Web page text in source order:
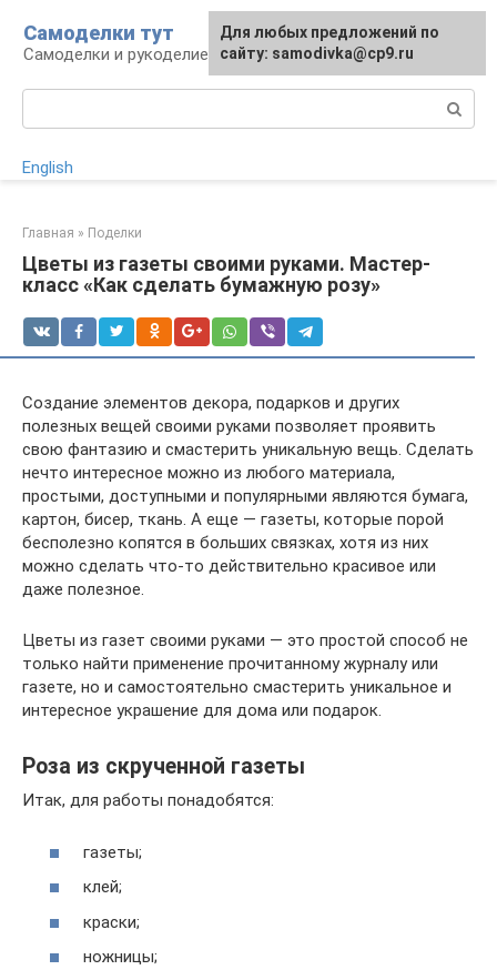
контенту
Самоделки тут
Самоделки и рукоделие для дома и участка
English
Главная » Поделки
Цветы из газеты своими руками. Мастер-
класс «Как сделать бумажную розу»
Создание элементов декора, подарков и других
полезных вещей своими руками позволяет проявить
свою фантазию и смастерить уникальную вещь. Сделать
нечто интересное можно из любого материала,
простыми, доступными и популярными являются бумага,
картон, бисер, ткань. А еще — газеты, которые порой
бесполезно копятся в больших связках, хотя из них
можно сделать что-то действительно красивое или
даже полезное.
Цветы из газет своими руками — это простой способ не
только найти применение прочитанному журналу или
газете, но и самостоятельно смастерить уникальное и
интересное украшение для дома или подарок.
Роза из скрученной газеты
Итак, для работы понадобятся:
газеты;
клей;
краски;
ножницы;
Для любых предложений по
сайту: samodivka@cp9.ru